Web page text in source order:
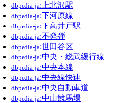
dbpedia-ja:上北沢駅
dbpedia-ja:下河原線
dbpedia-ja:下高井戸駅
dbpedia-ja:不発弾
dbpedia-ja:世田谷区
dbpedia-ja:中央・総武緩行線
dbpedia-ja:中央本線
dbpedia-ja:中央線快速
dbpedia-ja:中央自動車道
dbpedia-ja:中山競馬場